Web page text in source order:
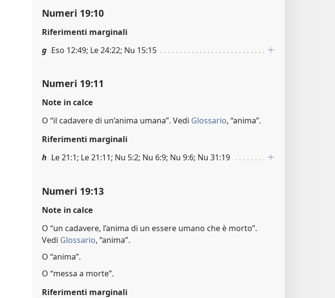
Numeri 19:10
Riferimenti marginali
g Eso 12:49; Le 24:22; Nu 15:15
Numeri 19:11
Note in calce
O “il cadavere di un’anima umana”. Vedi Glossario, “anima”.
Riferimenti marginali
h Le 21:1; Le 21:11; Nu 5:2; Nu 6:9; Nu 9:6; Nu 31:19
Numeri 19:13
Note in calce
O “un cadavere, l’anima di un essere umano che è morto”.
Vedi Glossario, “anima”.
O “anima”.
O “messa a morte”.
Riferimenti marginali